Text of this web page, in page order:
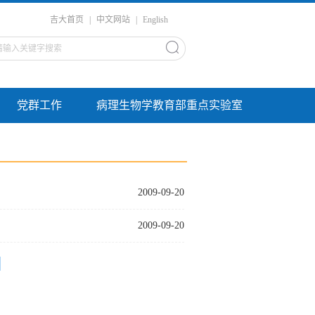
吉大首页 中文网站 English
党群工作 病理生物学教育部重点实验室
2009-09-20
2009-09-20